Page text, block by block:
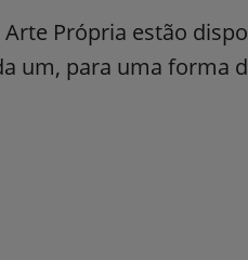
Arte Própria estão
um, para uma forma